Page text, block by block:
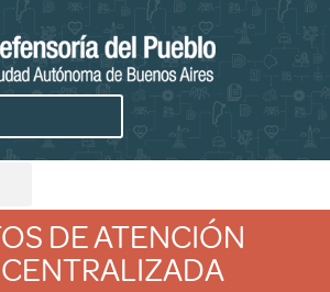
DE ATENCIÓN